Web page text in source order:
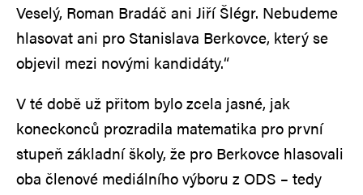
Veselý, Roman Bradáč ani Jiří Šlégr. Nebudeme
hlasovat ani pro Stanislava Berkovce, který se
objevil mezi novými kandidáty.“
V té době už přitom bylo zcela jasné, jak
koneckonců prozradila matematika pro první
stupeň základní školy, že pro Berkovce hlasovali
oba členové mediálního výboru z ODS – tedy